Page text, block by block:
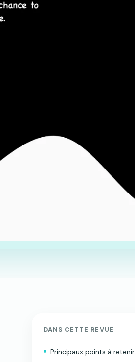
DANS CETTE REVUE
Principaux points à retenir